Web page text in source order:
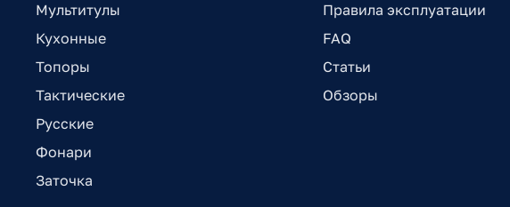
Мультитулы
Кухонные
Топоры
Тактические
Русские
Фонари
Заточка
Правила эксплуатации
FAQ
Статьи
Обзоры